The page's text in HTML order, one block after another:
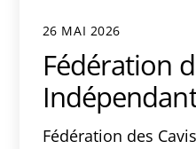
26 MAI 2026
Fédération
Fédération des